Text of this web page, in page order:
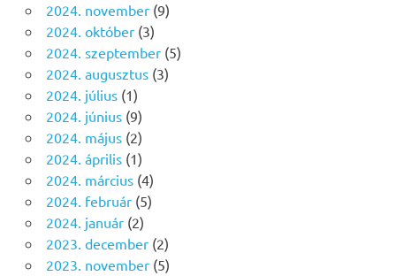
2024. november(9)
2024. október(3)
2024. szeptember(5)
2024. augusztus(3)
2024. július(1)
2024. június(9)
2024. május(2)
2024. április(1)
2024. március(4)
2024. február(5)
2024. január(2)
2023. december(2)
2023. november(5)